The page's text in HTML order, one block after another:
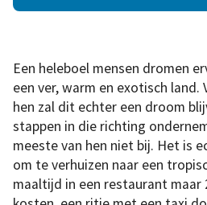
Een heleboel mensen dromen
een ver, warm en exotisch land.
hen zal dit echter een droom
stappen in die richting
meeste van hen niet bij. Het is
om te verhuizen naar een
maaltijd in een restaurant maar